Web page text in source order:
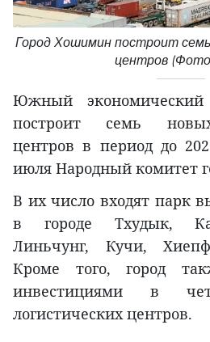
Город Хошимин построит
центров
Южный
построит семь
центров в период до
июля Народный комитет
В их число входят парк
в городе Тхудык,
Линьчунг, Кучи,
Кроме того, город
инвестициями в
логистических центров.